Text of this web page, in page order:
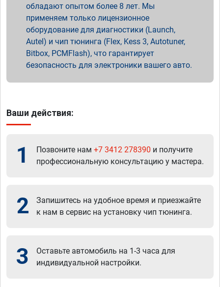
обладают опытом более 8 лет. Мы
применяем только лицензионное
оборудование для диагностики (Launch,
Autel) и чип тюнинга (Flex, Kess 3, Autotuner,
Bitbox, PCMFlash), что гарантирует
безопасность для электроники вашего авто.
Ваши действия:
1 Позвоните нам +7 3412 278390 и получите
профессиональную консультацию у мастера.
2
Запишитесь на удобное время и приезжайте
к нам в сервис на установку чип тюнинга.
3
Оставьте автомобиль на 1-3 часа для
индивидуальной настройки.